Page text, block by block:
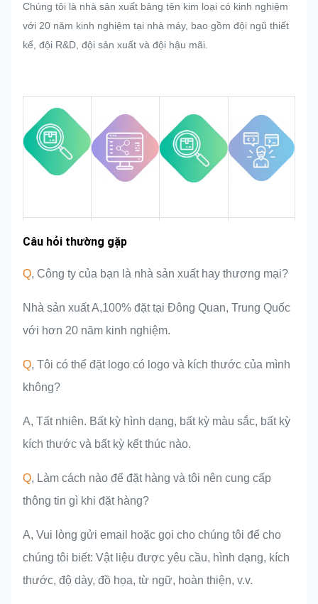
khách hàng yêu cầu đột ngột trong
quá trình sản xuất hàng loạt bảng
tên, nhãn dán kim loại, nhãn và thẻ
Chúng tôi sẽ giám sát và kiểm soát
chất lượng trong toàn bộ quá trình
để đảm bảo chất lượng đáp ứng
các yêu cầu nghiêm ngặt về chất
Chúng tôi là nhà sản xuất bảng tên kim loại có kinh nghiệm
với 20 năm kinh nghiệm tại nhà máy, bao gồm đội ngũ thiết
kế, đội R&D, đội sản xuất và đội hậu mãi.
Kinh nghiệm
Khu chợ
Câu hỏi thường gặp
Q, Công ty của bạn là nhà sản xuất hay thương mại?
Nhà sản xuất A,100% đặt tại Đông Quan, Trung Quốc
với hơn 20 năm kinh nghiệm.
Q, Tôi có thể đặt logo có logo và kích thước của mình
không?
A, Tất nhiên. Bất kỳ hình dạng, bất kỳ màu sắc, bất kỳ
kích thước và bất kỳ kết thúc nào.
Q, Làm cách nào để đặt hàng và tôi nên cung cấp
thông tin gì khi đặt hàng?
A, Vui lòng gửi email hoặc gọi cho chúng tôi để cho
chúng tôi biết: Vật liệu được yêu cầu, hình dạng, kích
thước, độ dày, đồ họa, từ ngữ, hoàn thiện, v.v.